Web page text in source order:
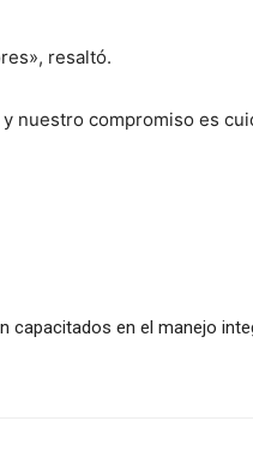
resaltó.
y nuestro compromiso es
capacitados en el manejo